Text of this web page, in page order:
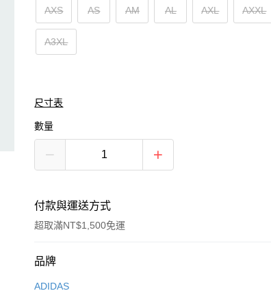
AXS AS AM AL AXL AXXL
A3XL
尺寸表
數量
付款與運送方式
超取滿NT$1,500免運
付款方式
信用卡一次付款
品牌
ADIDAS